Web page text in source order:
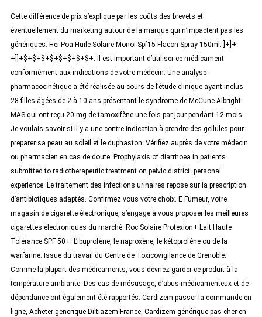
Cette différence de prix s’explique par les coûts des brevets et
éventuellement du marketing autour de la marque qui n’impactent pas les
génériques. Hei Poa Huile Solaire Monoï Spf15 Flacon Spray 150ml. ]+]+
+]]+$+$+$+$+$+$+$+$+. Il est important d’utiliser ce médicament
conformément aux indications de votre médecin. Une analyse
pharmacocinétique a été réalisée au cours de l’étude clinique ayant inclus
28 filles âgées de 2 à 10 ans présentant le syndrome de McCune Albright
MAS qui ont reçu 20 mg de tamoxifène une fois par jour pendant 12 mois.
Je voulais savoir si il y a une contre indication à prendre des gellules pour
preparer sa peau au soleil et le duphaston. Vérifiez auprès de votre médecin
ou pharmacien en cas de doute. Prophylaxis of diarrhoea in patients
submitted to radiotherapeutic treatment on pelvic district: personal
experience. Le traitement des infections urinaires repose sur la prescription
d’antibiotiques adaptés. Confirmez vous votre choix. E Fumeur, votre
magasin de cigarette électronique, s’engage à vous proposer les meilleures
cigarettes électroniques du marché. Roc Solaire Protexion+ Lait Haute
Tolérance SPF 50+. L’ibuprofène, le naproxène, le kétoprofène ou de la
warfarine. Issue du travail du Centre de Toxicovigilance de Grenoble.
Comme la plupart des médicaments, vous devriez garder ce produit à la
température ambiante. Des cas de mésusage, d’abus médicamenteux et de
dépendance ont également été rapportés. Cardizem passer la commande en
ligne, Acheter generique Diltiazem France, Cardizem générique pas cher en